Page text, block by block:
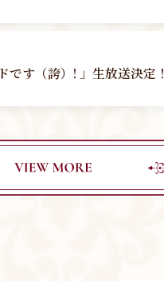
す（誇）! 」生放送決定！